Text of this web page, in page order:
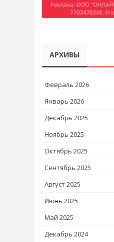
АРХИВЫ
Февраль 2026
Январь 2026
Декабрь 2025
Ноябрь 2025
Октябрь 2025
Сентябрь 2025
Август 2025
Июнь 2025
Май 2025
Декабрь 2024